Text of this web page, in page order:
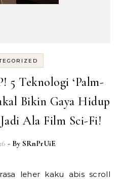
5 Teknologi ‘Palm-
Bikin Gaya Hidup
Ala Film Sci-Fi!
- By SRnPrUiE